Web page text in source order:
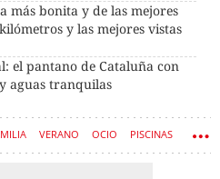
más bonita y de las mejores
y las mejores vistas
el pantano de Cataluña con
aguas tranquilas
VERANO OCIO PISCINAS